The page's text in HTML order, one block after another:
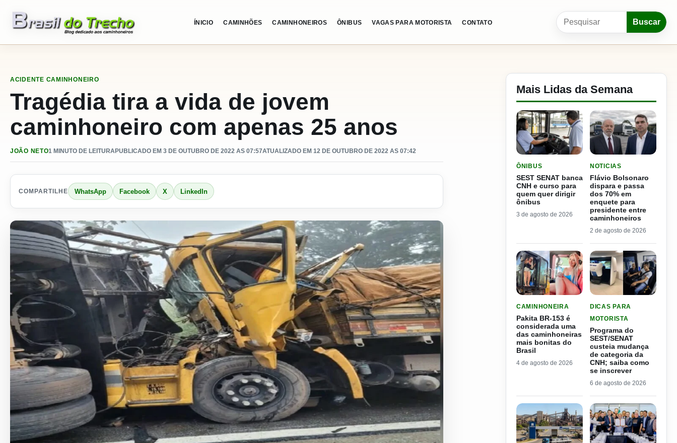
ÍNICIO CAMINHÕES CAMINHONEIROS ÔNIBUS VAGAS PARA MOTORISTA CONTATO
Pesquisar por:
Buscar
ACIDENTE CAMINHONEIRO
Tragédia tira a vida de jovem
caminhoneiro com apenas 25 anos
JOÃO NETO1 MINUTO DE LEITURAPUBLICADO EM 3 DE OUTUBRO DE 2022 AS 07:57ATUALIZADO EM 12 DE OUTUBRO DE 2022 AS 07:42
COMPARTILHE WhatsApp Facebook X LinkedIn
Mais Lidas da Semana
ÔNIBUS
SEST SENAT banca
CNH e curso para
quem quer dirigir
ônibus
3 de agosto de 2026
NOTICIAS
Flávio Bolsonaro
dispara e passa
dos 70% em
enquete para
presidente entre
caminhoneiros
2 de agosto de 2026
CAMINHONEIRA
Pakita BR-153 é
considerada uma
das caminhoneiras
mais bonitas do
Brasil
4 de agosto de 2026
DICAS PARA
MOTORISTA
Programa do
SEST/SENAT
custeia mudança
de categoria da
CNH; saiba como
se inscrever
6 de agosto de 2026